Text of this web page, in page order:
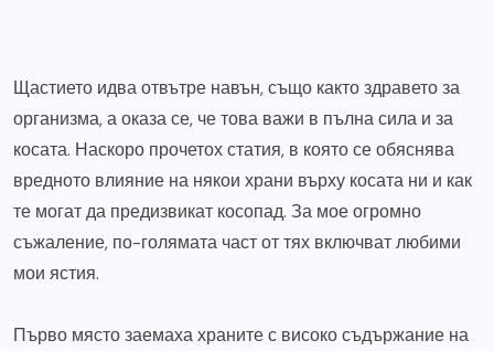
Щастието идва отвътре навън, също както здравето за
организма, а оказа се, че това важи в пълна сила и за
косата. Наскоро прочетох статия, в която се обяснява
вредното влияние на някои храни върху косата ни и как
те могат да предизвикат косопад. За мое огромно
съжаление, по-голямата част от тях включват любими
мои ястия.
Първо място заемаха храните с високо съдържание на